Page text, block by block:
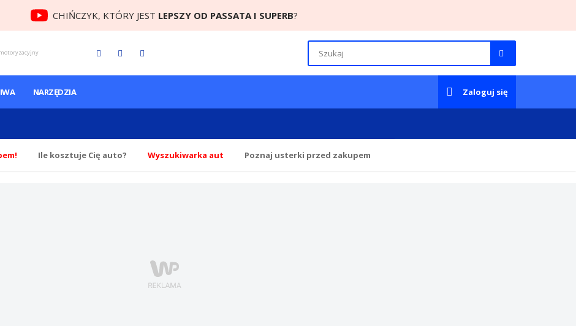
CHIŃCZYK, KTÓRY JEST LEPSZY OD PASSATA I SUPERB?
NARZĘDZIA Zaloguj się
Ile kosztuje Cię auto? Wyszukiwarka aut Poznaj usterki przed zakupem